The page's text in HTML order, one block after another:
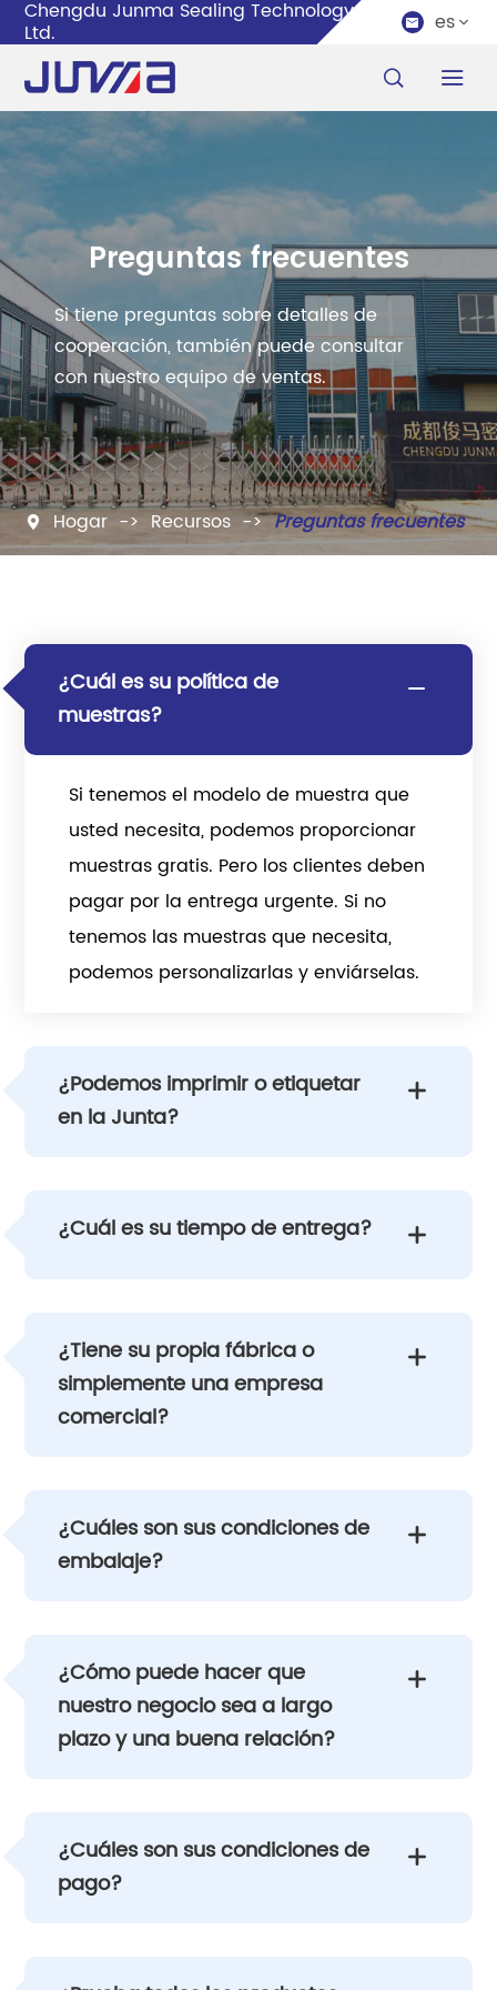
Chengdu Junma Sealing Technology Co.,
Ltd.  es 
 
Preguntas frecuentes
Si tiene preguntas sobre detalles de
cooperación, también puede consultar
con nuestro equipo de ventas.
 Hogar Recursos Preguntas frecuentes
¿Cuál es su política de
muestras?

Si tenemos el modelo de muestra que
usted necesita, podemos proporcionar
muestras gratis. Pero los clientes deben
pagar por la entrega urgente. Si no
tenemos las muestras que necesita,
podemos personalizarlas y enviárselas.
¿Podemos imprimir o etiquetar
en la Junta?

¿Cuál es su tiempo de entrega? 
¿Tiene su propia fábrica o
simplemente una empresa
comercial?

¿Cuáles son sus condiciones de
embalaje?

¿Cómo puede hacer que
nuestro negocio sea a largo
plazo y una buena relación?

¿Cuáles son sus condiciones de
pago?
